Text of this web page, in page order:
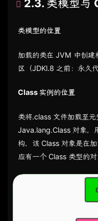
2.3. 类模型与
类模型的位置
加载的类在 JVM 中创建
区（JDKl.8 之前：永久
Class 实例的位置
类将.class 文件加载至
Java.lang.Class 对象，
构，该 Class 对象是在
应有一个 Class 类型的对